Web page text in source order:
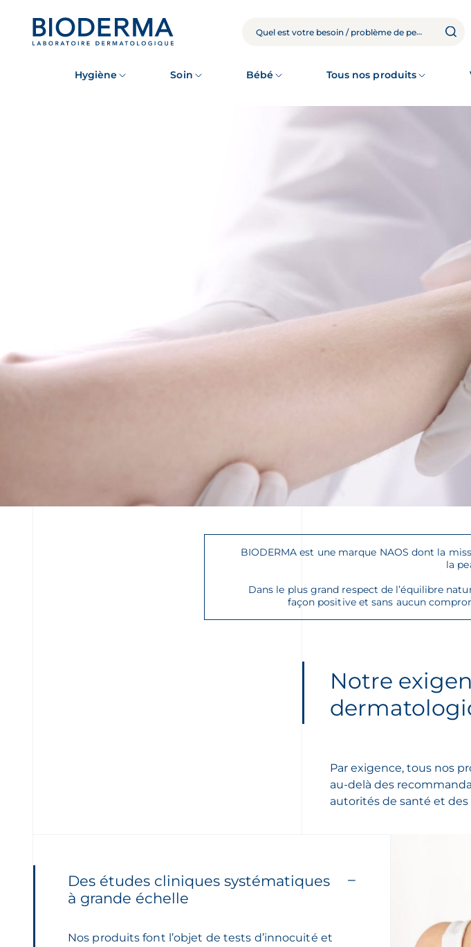
RECHERCHE
Hygiène Soin Bébé Tous nos produits
BIODERMA est une marque NAOS dont la
la
Dans le plus grand respect de l’équilibre
façon positive et sans aucun
Notre
Par exigence, tous nos
au-delà des
autorités de santé et
Des études cliniques systématiques
à grande échelle
Nos produits font l’objet de tests d’innocuité et